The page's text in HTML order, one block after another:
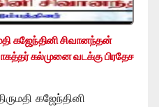
கஜேந்தினி சிவானந்தன்
கல்முனை வடக்கு பிரதேச
கஜேந்தினி